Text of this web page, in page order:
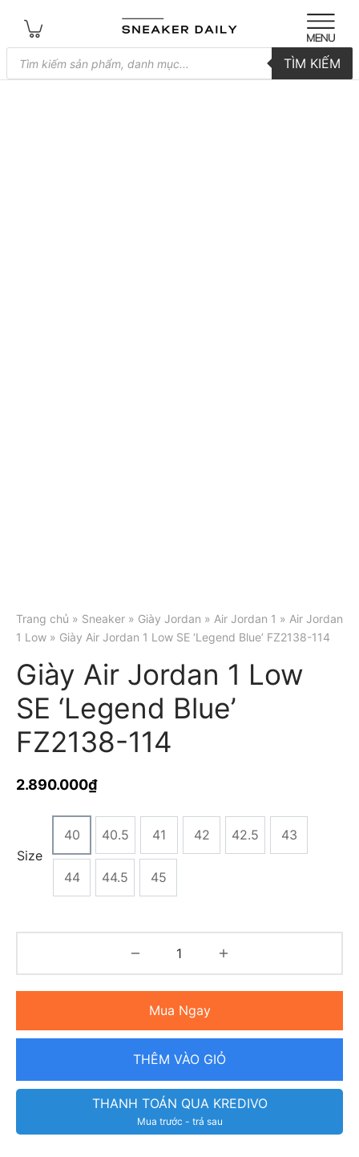
Tìm
kiếm
sản
TÌM KIẾM
Trang chủ » Sneaker » Giày Jordan » Air Jordan 1 » Air Jordan
1 Low » Giày Air Jordan 1 Low SE ‘Legend Blue’ FZ2138-114
Giày Air Jordan 1 Low
SE ‘Legend Blue’
FZ2138-114
2.890.000₫
Size
40 40.5 41 42 42.5 43
44 44.5 45
Mua Ngay
THÊM VÀO GIỎ
THANH TOÁN QUA KREDIVO
Mua trước - trả sau